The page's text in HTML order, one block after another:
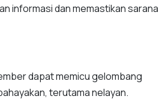
informasi dan memastikan sarana
dapat memicu gelombang
terutama nelayan.